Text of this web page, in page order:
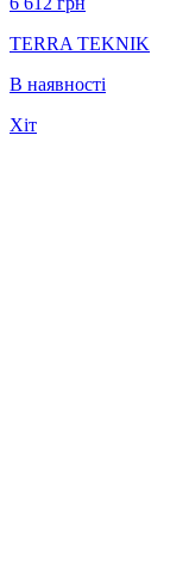
TERRA TEKNIK
В наявності
Хіт